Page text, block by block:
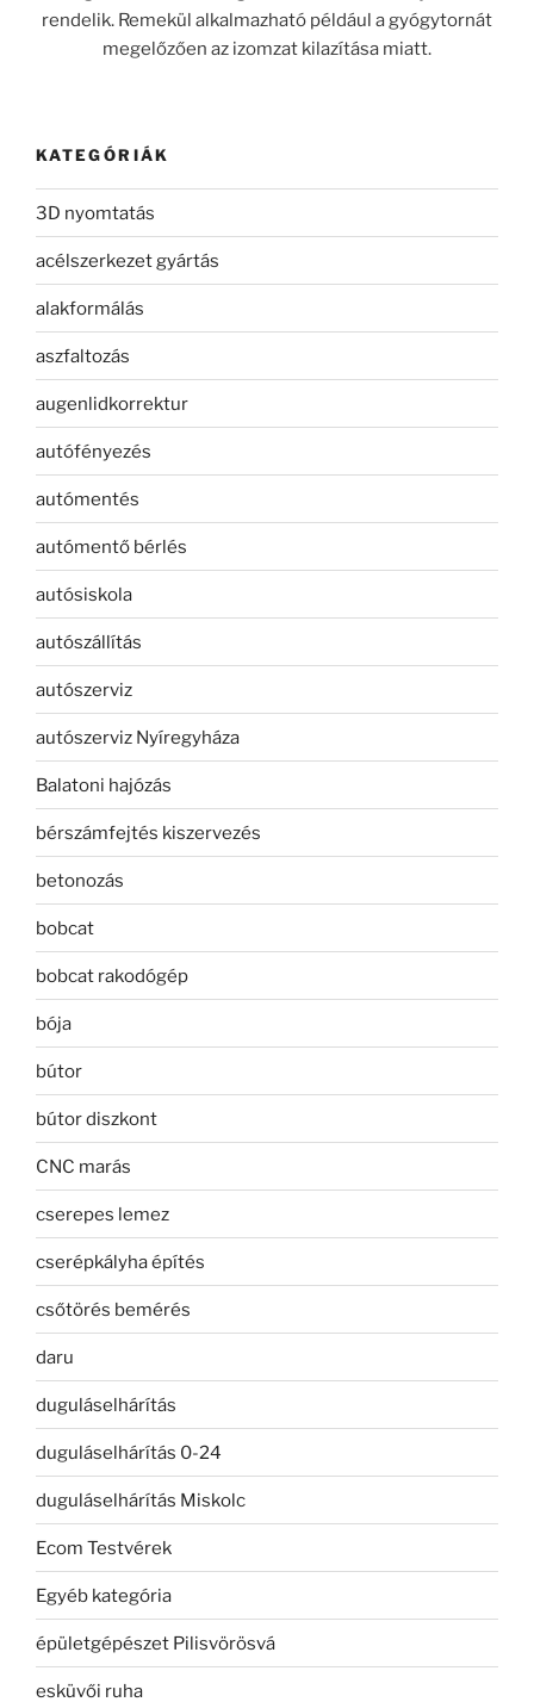
rendelik. Remekül alkalmazható például a gyógytornát
megelőzően az izomzat kilazítása miatt.
KATEGÓRIÁK
3D nyomtatás
acélszerkezet gyártás
alakformálás
aszfaltozás
augenlidkorrektur
autófényezés
autómentés
autómentő bérlés
autósiskola
autószállítás
autószerviz
autószerviz Nyíregyháza
Balatoni hajózás
bérszámfejtés kiszervezés
betonozás
bobcat
bobcat rakodógép
bója
bútor
bútor diszkont
CNC marás
cserepes lemez
cserépkályha építés
csőtörés bemérés
daru
duguláselhárítás
duguláselhárítás 0-24
duguláselhárítás Miskolc
Ecom Testvérek
Egyéb kategória
épületgépészet Pilisvörösvá
esküvői ruha